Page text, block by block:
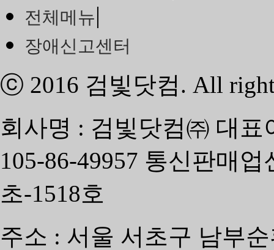
전체메뉴|
장애신고센터
ⓒ 2016 검빛닷컴. All
회사명 : 검빛닷컴㈜ 대
105-86-49957 통신판매
초-1518호
주소 : 서울 서초구 남부